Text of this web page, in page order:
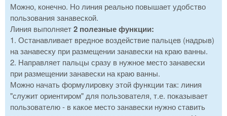
Можно, конечно. Но линия реально повышает удобство
пользования занавеской.
Линия выполняет2 полезные функции:
1. Останавливает вредное воздействие пальцев (надрыв)
на занавеску при размещении занавески на краю ванны.
2. Направляет пальцы сразу в нужное место занавески
при размещении занавески на краю ванны.
Можно начать формулировку этой функции так: линия
"служит ориентиром" для пользователя, т.е. показывает
пользователю - в какое место занавески нужно ставить